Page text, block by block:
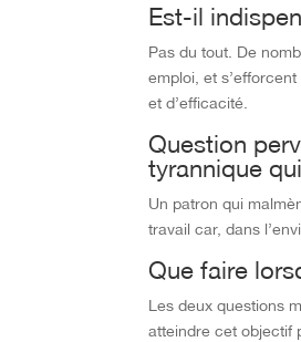
Est-il
Pas du tout. De
emploi, et
et d’efficacité.
Question
tyrannique
Un patron qui
travail car, dans
Que faire
Les deux questions
atteindre cet objectif